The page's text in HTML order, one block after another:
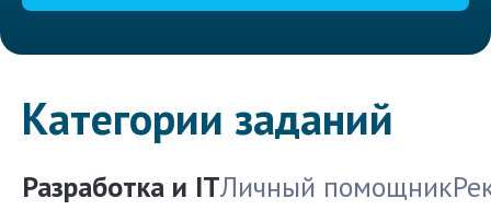
Категории заданий
Разработка и ITЛичный помощник